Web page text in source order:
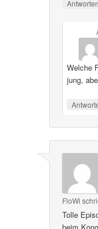
Antworten
Welche
jung,
FloWi
Tolle